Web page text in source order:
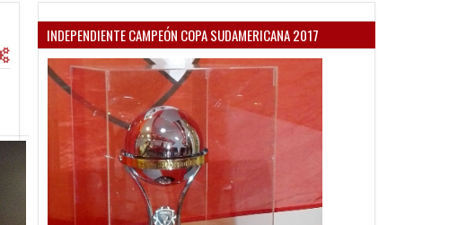
INDEPENDIENTE CAMPEÓN COPA SUDAMERICANA 2017